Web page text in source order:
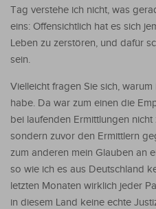
Tag verstehe ich nicht, was
eins: Offensichtlich hat es sich
Leben zu zerstören, und dafür
sein.
Vielleicht fragen Sie sich,
habe. Da war zum einen die
bei laufenden Ermittlungen
sondern zuvor den Ermittlern
zum anderen mein Glauben an
so wie ich es aus Deutschland
letzten Monaten wirklich jeder
in diesem Land keine echte